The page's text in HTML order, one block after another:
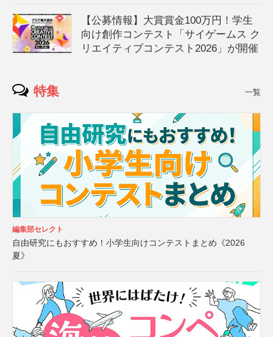
【公募情報】大賞賞金100万円！学生
向け創作コンテスト「サイゲームス ク
リエイティブコンテスト2026」が開催
特集 一覧
編集部セレクト
自由研究にもおすすめ！小学生向けコンテストまとめ《2026
夏》